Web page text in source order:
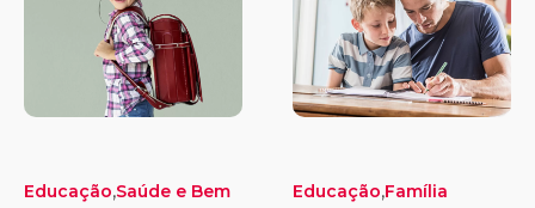
Educação,Saúde e Bem
Educação,Família